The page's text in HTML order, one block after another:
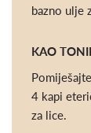
bazno ulje
KAO
4 kapi
za lice.